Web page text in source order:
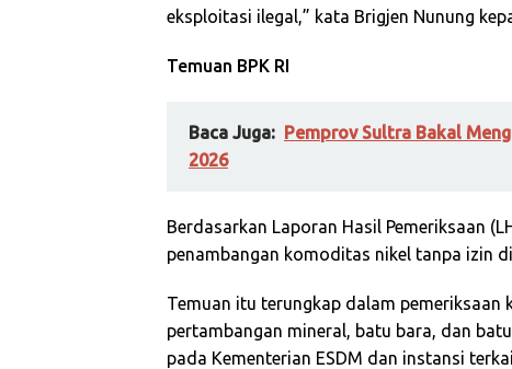
eksploitasi ilegal,” kata Brigjen Nunung
Temuan BPK RI
Baca Juga: Pemprov Sultra Bakal
2026
Berdasarkan Laporan Hasil Pemeriksaan
penambangan komoditas nikel tanpa izin
Temuan itu terungkap dalam pemeriksaan
pertambangan mineral, batu bara, dan
pada Kementerian ESDM dan instansi